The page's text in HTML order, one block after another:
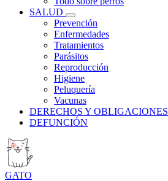
SALUD
Prevención
Enfermedades
Tratamientos
Parásitos
Reproducción
Higiene
Peluquería
Vacunas
DERECHOS Y OBLIGACIONES
DEFUNCIÓN
GATO